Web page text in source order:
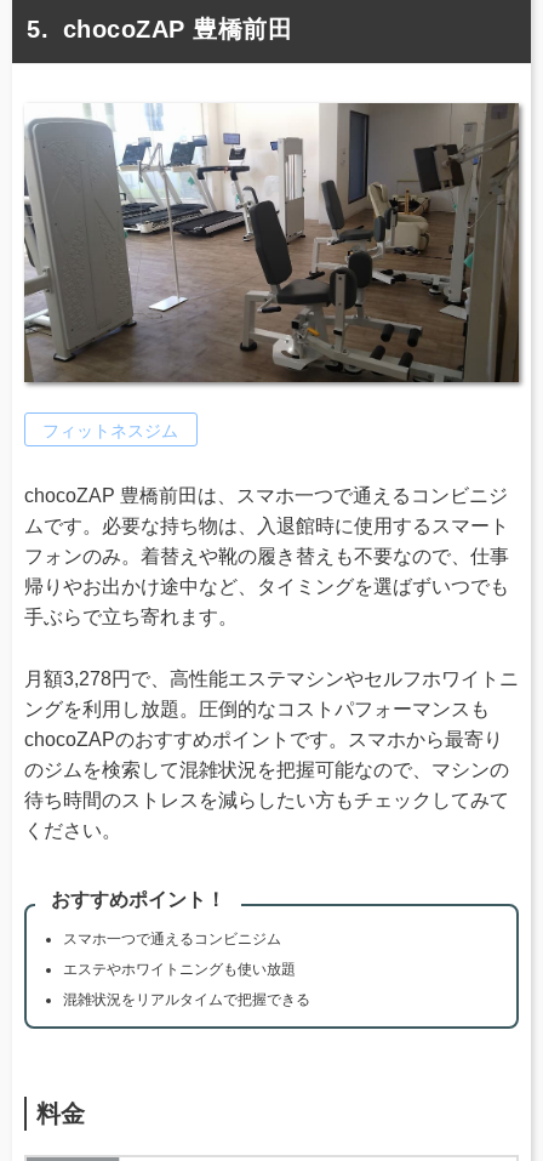
chocoZAP 豊橋前田
フィットネスジム
chocoZAP 豊橋前田は、スマホ一つで通えるコンビニジ
ムです。必要な持ち物は、入退館時に使用するスマート
フォンのみ。着替えや靴の履き替えも不要なので、仕事
帰りやお出かけ途中など、タイミングを選ばずいつでも
手ぶらで立ち寄れます。
月額3,278円で、高性能エステマシンやセルフホワイトニ
ングを利用し放題。圧倒的なコストパフォーマンスも
chocoZAPのおすすめポイントです。スマホから最寄り
のジムを検索して混雑状況を把握可能なので、マシンの
待ち時間のストレスを減らしたい方もチェックしてみて
ください。
おすすめポイント！
スマホ一つで通えるコンビニジム
エステやホワイトニングも使い放題
混雑状況をリアルタイムで把握できる
料金